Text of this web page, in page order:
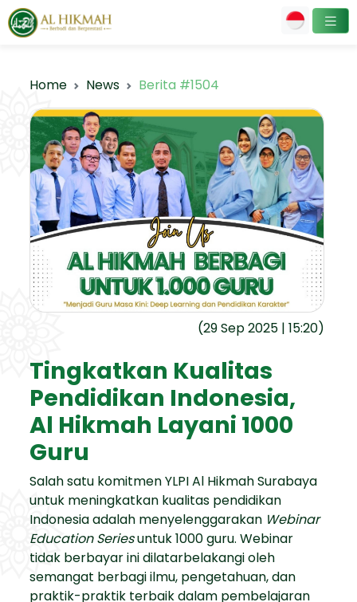
Home News Berita #1504
(29 Sep 2025 | 15:20)
Tingkatkan Kualitas
Pendidikan Indonesia,
Al Hikmah Layani 1000
Guru
Salah satu komitmen YLPI Al Hikmah Surabaya
untuk meningkatkan kualitas pendidikan
Indonesia adalah menyelenggarakan Webinar
Education Seriesuntuk 1000 guru. Webinar
tidak berbayar ini dilatarbelakangi oleh
semangat berbagi ilmu, pengetahuan, dan
praktik-praktik terbaik dalam pembelajaran